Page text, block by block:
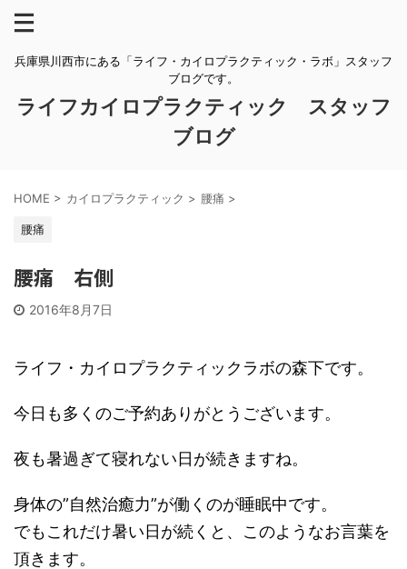
兵庫県川西市にある「ライフ・カイロプラクティック・ラボ」スタッフ
ブログです。
ライフカイロプラクティック スタッフ
ブログ
HOME > カイロプラクティック > 腰痛 >
腰痛
腰痛 右側
2016年8月7日
ライフ・カイロプラクティックラボの森下です。
今日も多くのご予約ありがとうございます。
夜も暑過ぎて寝れない日が続きますね。
身体の”自然治癒力”が働くのが睡眠中です。
でもこれだけ暑い日が続くと、このようなお言葉を
頂きます。